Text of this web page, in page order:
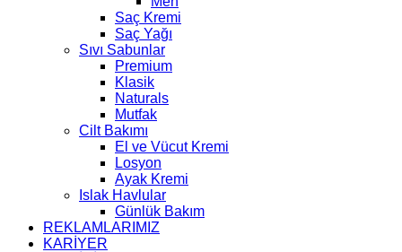
Saç Kremi
Saç Yağı
Sıvı Sabunlar
Premium
Klasik
Naturals
Mutfak
Cilt Bakımı
El ve Vücut Kremi
Losyon
Ayak Kremi
Islak Havlular
Günlük Bakım
REKLAMLARIMIZ
KARİYER